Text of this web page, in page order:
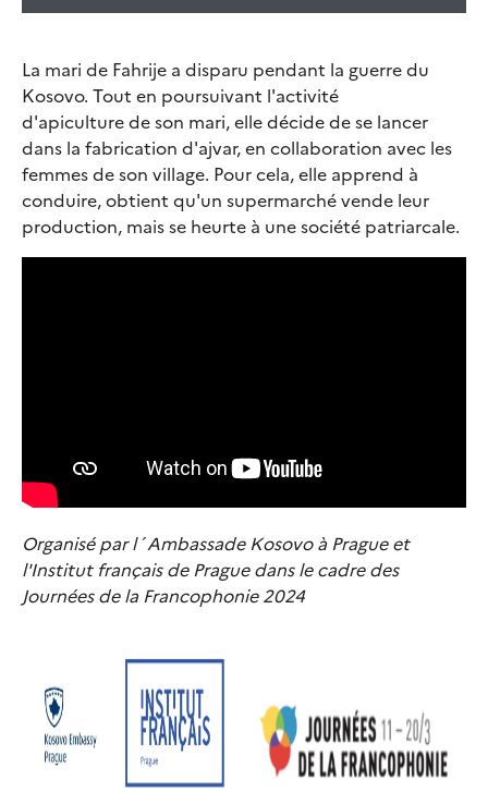
La mari de Fahrije a disparu pendant la guerre du
Kosovo. Tout en poursuivant l'activité
d'apiculture de son mari, elle décide de se lancer
dans la fabrication d'ajvar, en collaboration avec les
femmes de son village. Pour cela, elle apprend à
conduire, obtient qu'un supermarché vende leur
production, mais se heurte à une société patriarcale.
Organisé par l´Ambassade Kosovo à Prague et
l'Institut français de Prague dans le cadre des
Journées de la Francophonie 2024